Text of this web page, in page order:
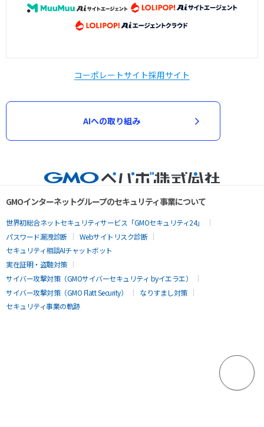
コーポレートサイト採用サイト
AIへの取り組み
GMOインターネットグループのセキュリティ事業について
世界初総合ネットセキュリティサービス「GMOセキュリティ24」
パスワード漏洩診断
Webサイトリスク診断
セキュリティ相談AIチャットボット
実在証明・盗聴対策
サイバー攻撃対策（GMOサイバーセキュリティ byイエラエ）
サイバー攻撃対策（GMO Flatt Security）
なりすまし対策
セキュリティ事業の軌跡